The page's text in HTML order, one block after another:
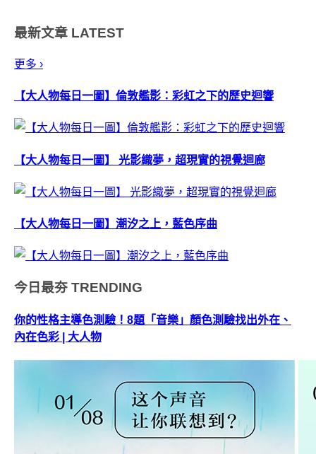
最新文章 LATEST
更多 ›
【大人物每日一圖】倫敦艦影：彩虹之下的歷史迴響
【大人物每日一圖】 光影織夢，超現實的視覺迴廊
【大人物每日一圖】潮汐之上，藍色序曲
今日最夯 TRENDING
你的性格主導色測驗！8題「音樂」顏色測驗找出外在、
內在色彩 | 大人物